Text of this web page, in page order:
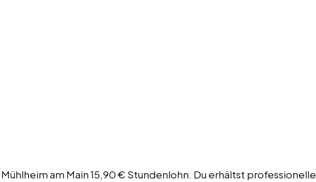
am Main 15,90 € Stundenlohn. Du erhältst professionelle